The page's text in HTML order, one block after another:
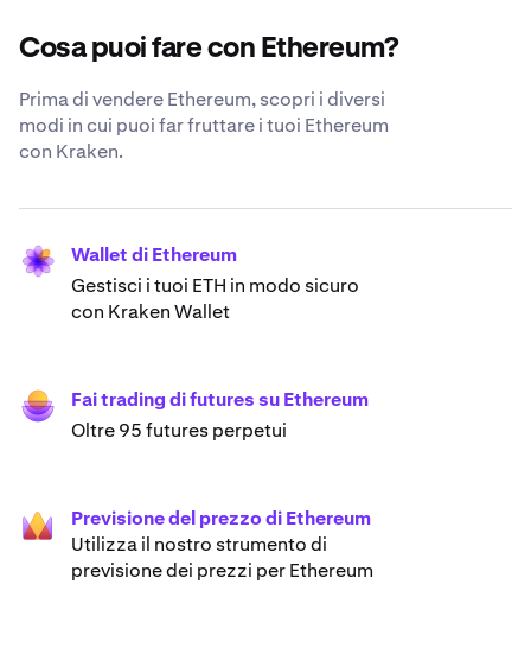
Cosa puoi fare con Ethereum?
Prima di vendere Ethereum, scopri i diversi
modi in cui puoi far fruttare i tuoi Ethereum
con Kraken.
Wallet di Ethereum
Gestisci i tuoi ETH in modo sicuro
con Kraken Wallet
Fai trading di futures su Ethereum
Oltre 95 futures perpetui
Previsione del prezzo di Ethereum
Utilizza il nostro strumento di
previsione dei prezzi per Ethereum